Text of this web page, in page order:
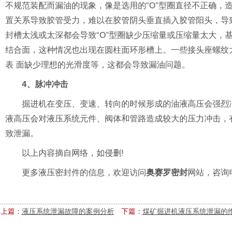
不规范装配而漏油的现象，像是选用的“O”型圈直径不正确
置关系导致胶管受力，难以在胶管阴头垂直插入胶管阳头，
封槽太浅或太深都会导致“O”型圈缺少压缩量或压缩量太大，
结合面，这种情况也出现在圆柱面环形槽上。一些接头座螺
表 面缺少理想的光滑度等，这都会导致漏油问题。
4、脉冲冲击
掘进机在变压、变速、转向的时候形成的油液高压会强烈
液高压会对液压系统元件、阀体和管路造成较大的压力冲击
致泄漏。
以上内容摘自网络，如侵删!
更多液压密封件的信息，欢迎访问奥赛罗密封网站，咨询
上篇： 液压系统泄漏故障的案例分析下篇： 煤矿掘进机液压系统泄漏的